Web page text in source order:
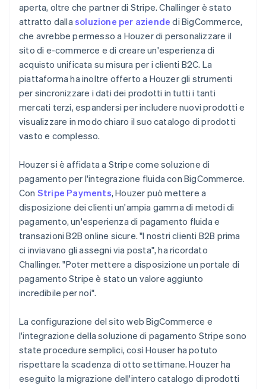
aperta, oltre che partner di Stripe. Challinger è stato
attratto dalla soluzione per aziende di BigCommerce,
che avrebbe permesso a Houzer di personalizzare il
sito di e-commerce e di creare un'esperienza di
acquisto unificata su misura per i clienti B2C. La
piattaforma ha inoltre offerto a Houzer gli strumenti
per sincronizzare i dati dei prodotti in tutti i tanti
mercati terzi, espandersi per includere nuovi prodotti e
visualizzare in modo chiaro il suo catalogo di prodotti
vasto e complesso.
Houzer si è affidata a Stripe come soluzione di
pagamento per l'integrazione fluida con BigCommerce.
Con Stripe Payments, Houzer può mettere a
disposizione dei clienti un'ampia gamma di metodi di
pagamento, un'esperienza di pagamento fluida e
transazioni B2B online sicure. "I nostri clienti B2B prima
ci inviavano gli assegni via posta", ha ricordato
Challinger. "Poter mettere a disposizione un portale di
pagamento Stripe è stato un valore aggiunto
incredibile per noi".
La configurazione del sito web BigCommerce e
l'integrazione della soluzione di pagamento Stripe sono
state procedure semplici, così Houser ha potuto
rispettare la scadenza di otto settimane. Houzer ha
eseguito la migrazione dell'intero catalogo di prodotti